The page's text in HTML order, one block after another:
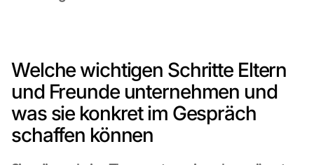
Welche wichtigen Schritte Eltern
und Freunde unternehmen und
was sie konkret im Gespräch
schaffen können
r
e
e
o
t